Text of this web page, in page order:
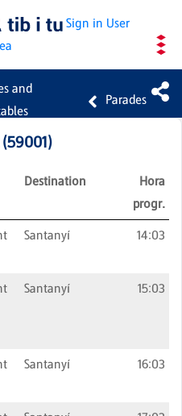
Sign in User
and
Parades
(59001)
Destination
Hora
progr.
Santanyí 14:03
Santanyí 15:03
Santanyí 16:03